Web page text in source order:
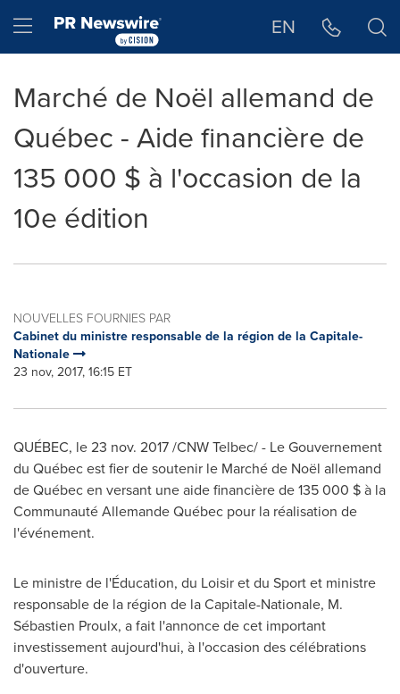
Hamburger menu EN
Marché de Noël allemand de
Québec - Aide financière de
135 000 $ à l'occasion de la
10e édition
NOUVELLES FOURNIES PAR
Cabinet du ministre responsable de la région de la Capitale-
Nationale
23 nov, 2017, 16:15 ET
QUÉBEC, le23 nov. 2017/CNW Telbec/ - Le Gouvernement
du Québec est fier de soutenir le Marché de Noël allemand
de Québec en versant une aide financière de 135 000 $ à la
Communauté Allemande Québec pour la réalisation de
l'événement.
Le ministre de l'Éducation, du Loisir et du Sport et ministre
responsable de la région de la Capitale-Nationale, M.
Sébastien Proulx, a fait l'annonce de cet important
investissement aujourd'hui, à l'occasion des célébrations
d'ouverture.